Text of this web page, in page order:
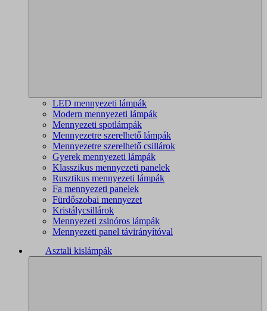
LED mennyezeti lámpák
Modern mennyezeti lámpák
Mennyezeti spotlámpák
Mennyezetre szerelhető lámpák
Mennyezetre szerelhető csillárok
Gyerek mennyezeti lámpák
Klasszikus mennyezeti panelek
Rusztikus mennyezeti lámpák
Fa mennyezeti panelek
Fürdőszobai mennyezet
Kristálycsillárok
Mennyezeti zsinóros lámpák
Mennyezeti panel távirányítóval
Asztali kislámpák